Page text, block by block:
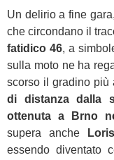
Un delirio a fine
che circondano il
fatidico 46, a
sulla moto ne ha
scorso il gradino più
di distanza dalla
ottenuta a Brno
supera anche
essendo diventato